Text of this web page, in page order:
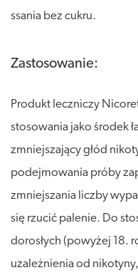
ssania bez cukru.
Zastosowanie:
Produkt leczniczy
stosowania jako środek
zmniejszający głód
podejmowania próby
zmniejszania liczby
się rzucić palenie. Do
dorosłych (powyżej 18.
uzależnienia od